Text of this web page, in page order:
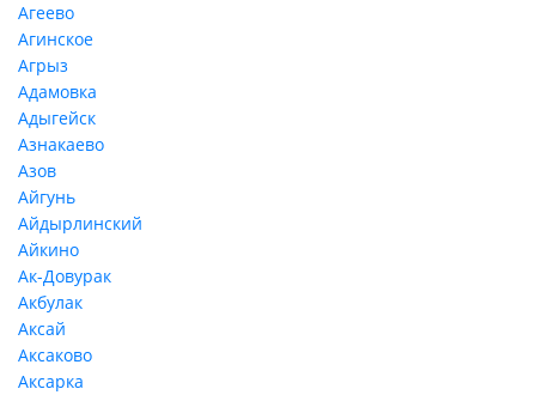
Агеево
Агинское
Агрыз
Адамовка
Адыгейск
Азнакаево
Азов
Айгунь
Айдырлинский
Айкино
Ак-Довурак
Акбулак
Аксай
Аксаково
Аксарка